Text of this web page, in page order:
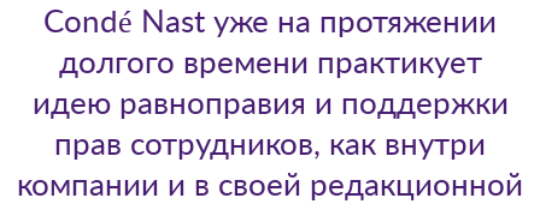
Condé Nast уже на протяжении
долгого времени практикует
идею равноправия и поддержки
прав сотрудников, как внутри
компании и в своей редакционной